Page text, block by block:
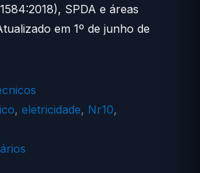
SPDA e áreas
em 1º de junho de
, eletricidade, Nr10,